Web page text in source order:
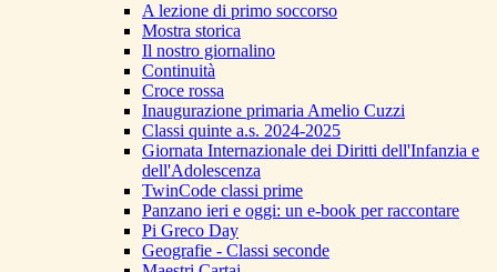
A lezione di primo soccorso
Mostra storica
Il nostro giornalino
Continuità
Croce rossa
Inaugurazione primaria Amelio Cuzzi
Classi quinte a.s. 2024-2025
Giornata Internazionale dei Diritti dell'Infanzia e
dell'Adolescenza
TwinCode classi prime
Panzano ieri e oggi: un e-book per raccontare
Pi Greco Day
Geografie - Classi seconde